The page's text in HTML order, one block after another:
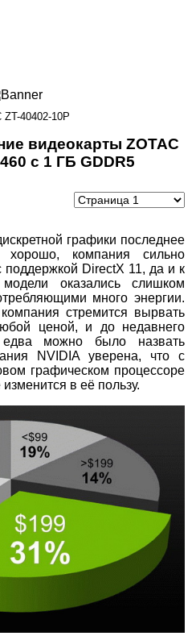
ZT-40402-10P
видеокарты ZOTAC
с 1 ГБ GDDR5
графики последнее
компания сильно
поддержкой DirectX 11, да и к
оказались слишком
много энергии.
стремится вырвать
ценой, и до недавнего
можно было назвать
NVIDIA уверена, что с
графическом процессоре
в её пользу.